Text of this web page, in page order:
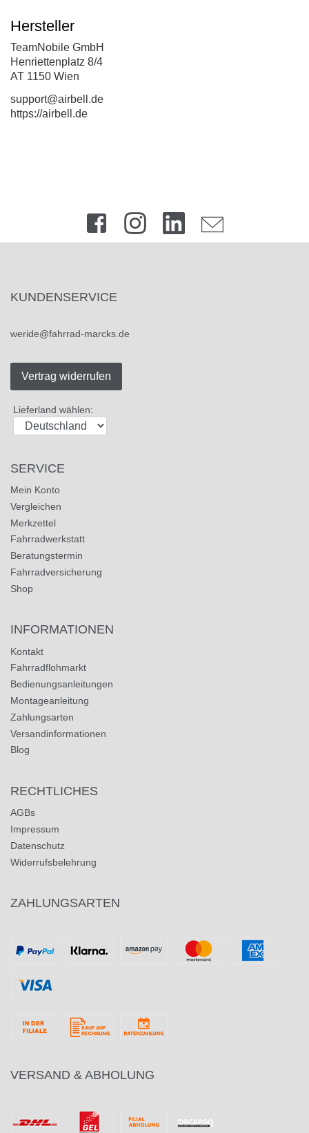
Hersteller
TeamNobile GmbH
Henriettenplatz 8/4
AT 1150 Wien
support@airbell.de
https://airbell.de
KUNDENSERVICE
weride@fahrrad-marcks.de
Vertrag widerrufen
Lieferland wählen:
SERVICE
Mein Konto
Vergleichen
Merkzettel
Fahrradwerkstatt
Beratungstermin
Fahrradversicherung
Shop
INFORMATIONEN
Kontakt
Fahrradflohmarkt
Bedienungsanleitungen
Montageanleitung
Zahlungsarten
Versandinformationen
Blog
RECHTLICHES
AGBs
Impressum
Datenschutz
Widerrufsbelehrung
ZAHLUNGSARTEN
VERSAND & ABHOLUNG